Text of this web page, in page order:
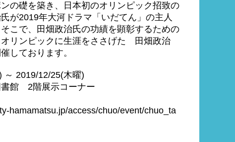
の礎を築き、日本初のオリンピック招致の
が2019年大河ドラマ「いだてん」の主人
こで、田畑政治氏の功績を顕彰するための
リンピックに生涯をささげた 田畑政治
しております。
～ 2019/12/25(木曜)
書館 2階展示コーナー
hamamatsu.jp/access/chuo/event/chuo_ta